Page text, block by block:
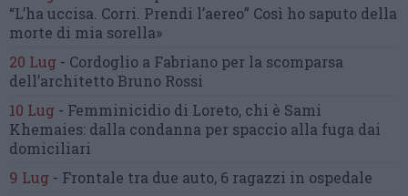
“L’ha uccisa. Corri. Prendi l’aereo” Così ho saputo della
morte di mia sorella»
20 Lug - Cordoglio a Fabriano per la scomparsa
dell’architetto Bruno Rossi
10 Lug - Femminicidio di Loreto, chi è Sami
Khemaies: dalla condanna per spaccio alla fuga dai
domiciliari
9 Lug - Frontale tra due auto, 6 ragazzi in ospedale